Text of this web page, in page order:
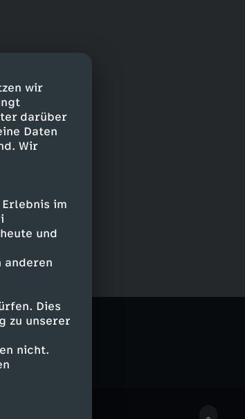
wir
darüber
Daten
Wir
im
und
anderen
Dies
zu unserer
nicht.